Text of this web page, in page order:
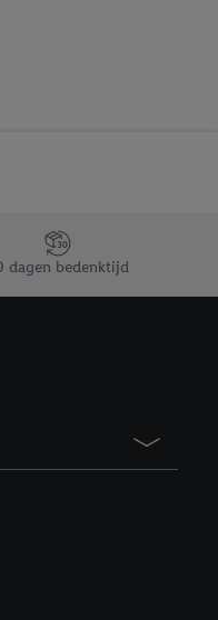
dagen bedenktijd